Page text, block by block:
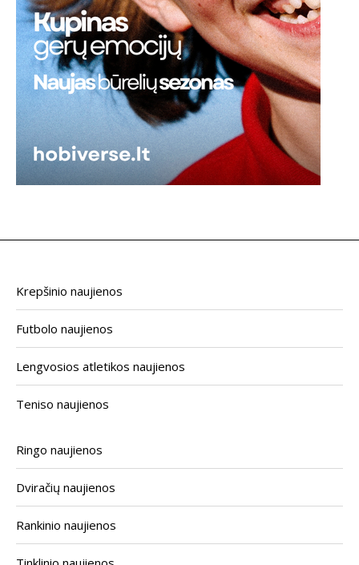
Krepšinio naujienos
Futbolo naujienos
Lengvosios atletikos naujienos
Teniso naujienos
Ringo naujienos
Dviračių naujienos
Rankinio naujienos